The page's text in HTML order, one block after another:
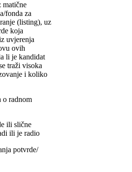
matične
fonda za
(listing), uz
koja
uvjerenja
ovih
li je kandidat
traži visoka
i koliko
o radnom
ili slične
ili je radio
potvrde/